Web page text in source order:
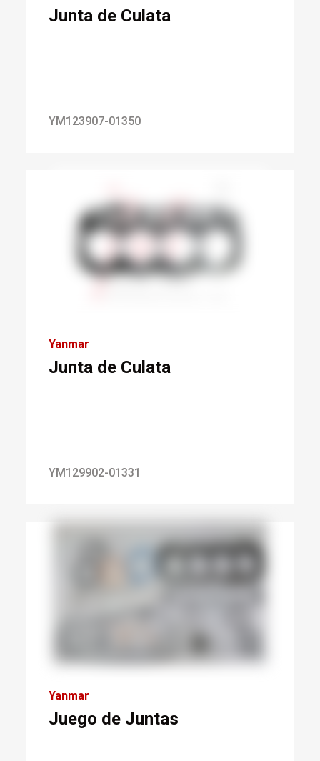
Junta de Culata
YM123907-01350
Yanmar
Junta de Culata
YM129902-01331
Yanmar
Juego de Juntas